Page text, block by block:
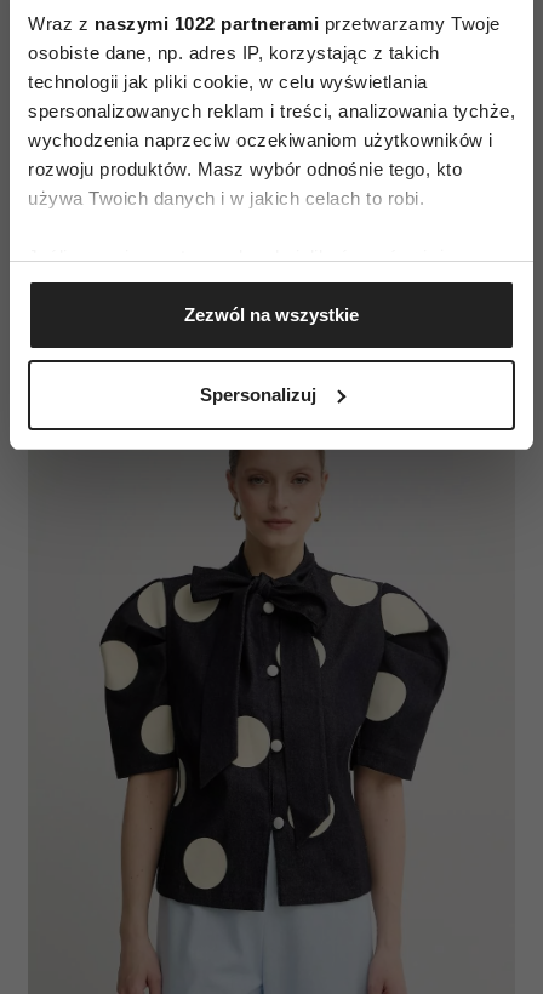
Wraz z naszymi 1022 partnerami przetwarzamy Twoje
osobiste dane, np. adres IP, korzystając z takich
technologii jak pliki cookie, w celu wyświetlania
spersonalizowanych reklam i treści, analizowania tychże,
wychodzenia naprzeciw oczekiwaniom użytkowników i
rozwoju produktów. Masz wybór odnośnie tego, kto
używa Twoich danych i w jakich celach to robi.
Jeśli wyrazisz na to zgodę, chcielibyśmy również:
Gromadzić dane dotyczące Twojej lokalizacji
geograficznej z dokładnością nawet do kilku metrów
Identyfikować Twoje urządzenie, aktywnie
(fingerprinting, czyli wirtualny odcisk palca)
dane są przetwarzane oraz ustaw własne preferencje w
. W Deklaracji plików cookie możesz
zmienić lub wycofać swoją zgodę w dowolnej chwili.
Wykorzystujemy pliki cookie do spersonalizowania treści
i reklam, aby oferować funkcje społecznościowe i
analizować ruch w naszej witrynie. Informacje o tym, jak
korzystasz z naszej witryny, udostępniamy partnerom
społecznościowym, reklamowym i analitycznym.
Partnerzy mogą połączyć te informacje z innymi danymi
otrzymanymi od Ciebie lub uzyskanymi podczas
korzystania z ich usług.
Zezwól na wszystkie
Spersonalizuj
mogłaby funkcjonować osobno, ale powtarzający
się motyw sprawia, że układają się w jedną
historię.
To chyba najciekawszy moment w tej kolekcji:
nie trzeba przyglądać się jej wyłącznie przez
Ważniejsze staje się to, jak wygląda teraz.
Upcykling nie znika, ale przestaje być jedynym